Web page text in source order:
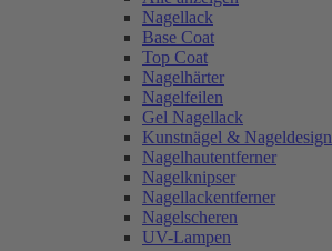
Nagellack
Base Coat
Top Coat
Nagelhärter
Nagelfeilen
Gel Nagellack
Kunstnägel & Nageldesign
Nagelhautentferner
Nagelknipser
Nagellackentferner
Nagelscheren
UV-Lampen